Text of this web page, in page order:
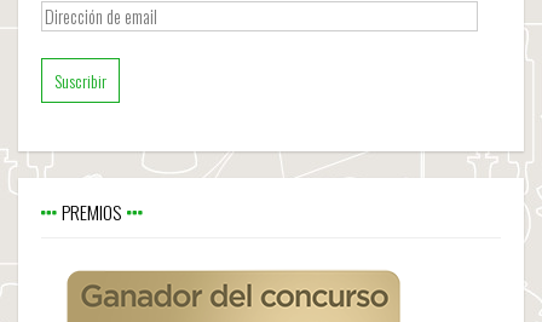
Dirección
de
email
PREMIOS